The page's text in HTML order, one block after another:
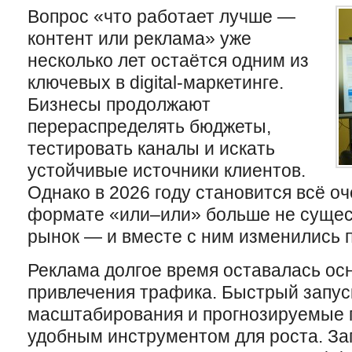
Вопрос «что работает лучше —
контент или реклама» уже
несколько лет остаётся одним из
ключевых в digital-маркетинге.
Бизнесы продолжают
перераспределять бюджеты,
тестировать каналы и искать
устойчивые источники клиентов.
Однако в 2026 году становится всё
формате «или–или» больше не
рынок — и вместе с ним изменились
Реклама долгое время оставалась
привлечения трафика. Быстрый
масштабирования и прогнозируемые
удобным инструментом для роста.